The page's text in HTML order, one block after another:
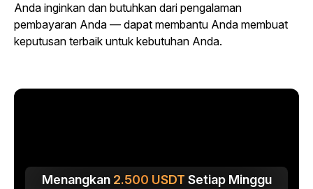
Anda inginkan dan butuhkan dari pengalaman
pembayaran Anda — dapat membantu Anda membuat
keputusan terbaik untuk kebutuhan Anda.
Menangkan 2.500 USDT Setiap Minggu